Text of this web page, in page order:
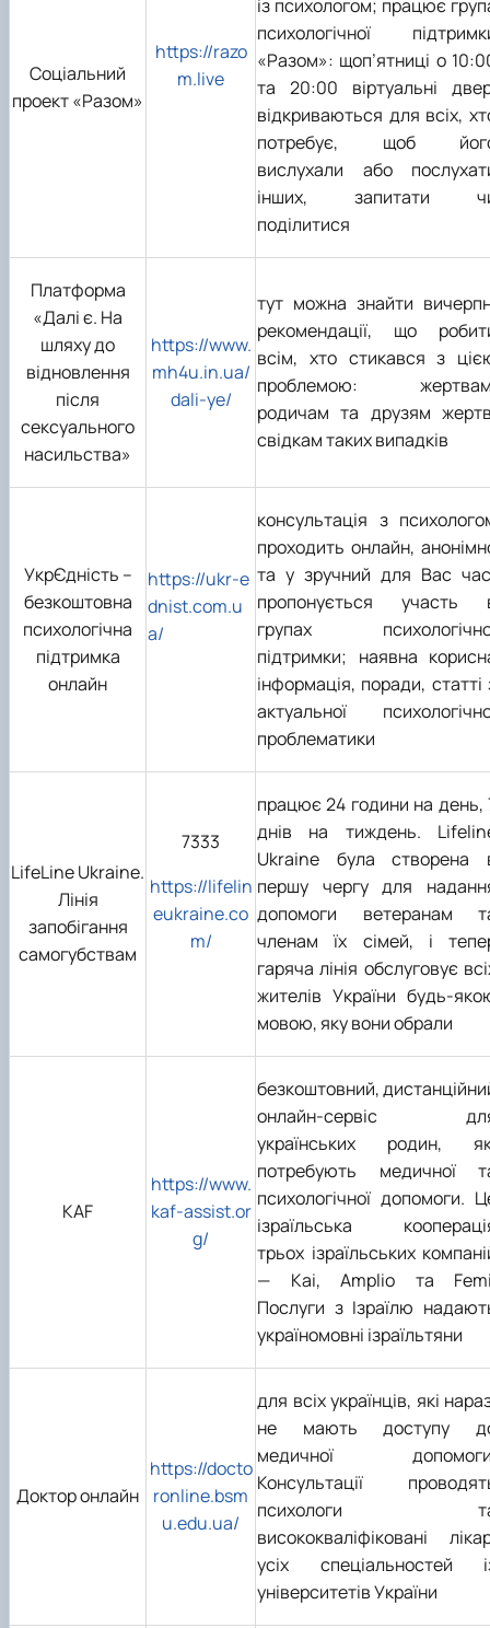
Соціальний
проект «Разом»
https://razo
m.live
із психологом; працює
психологічної
«Разом»: щоп’ятниці о
та 20:00 віртуальні
відкриваються для всіх,
потребує, щоб
вислухали або
інших, запитати
поділитися
Платформа
«Далі є. На
шляху до
відновлення
після
сексуального
насильства»
https://www.
mh4u.in.ua/
dali-ye/
тут можна знайти
рекомендації, що
всім, хто стикався з
проблемою:
родичам та друзям
свідкам таких випадків
УкрЄдність –
безкоштовна
психологічна
підтримка
онлайн
https://ukr-e
dnist.com.u
a/
консультація з
проходить онлайн,
та у зручний для Вас
пропонується участь
групах
підтримки; наявна
інформація, поради, статті
актуальної
проблематики
LifeLine Ukraine.
Лінія
запобігання
самогубствам
7333
https://lifelin
eukraine.co
m/
працює 24 години на день,
днів на тиждень.
Ukraine була створена
першу чергу для
допомоги ветеранам
членам їх сімей, і
гаряча лінія обслуговує
жителів України будь-
мовою, яку вони обрали
KAF
https://www.
kaf-assist.or
g/
безкоштовний,
онлайн-сервіс
українських родин,
потребують медичної
психологічної допомоги.
ізраїльська
трьох ізраїльських
— Kai, Amplio та
Послуги з Ізраїлю
україномовні ізраїльтяни
Доктор онлайн
https://docto
ronline.bsm
u.edu.ua/
для всіх українців, які
не мають доступу
медичної
Консультації
психологи
висококваліфіковані
усіх спеціальностей
університетів України